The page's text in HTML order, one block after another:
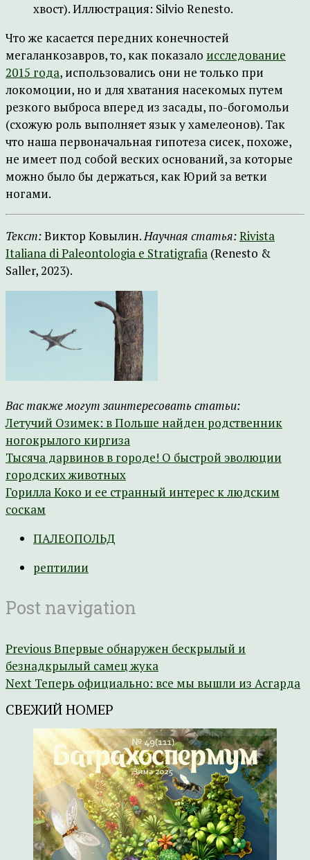
хвост). Иллюстрация: Silvio Renesto.
Что же касается передних конечностей
мегаланкозавров, то, как показало исследование
2015 года, использовались они не только при
локомоции, но и для хватания насекомых путем
резкого выброса вперед из засады, по-богомольи
(схожую роль выполняет язык у хамелеонов). Так
что наша первоначальная гипотеза сисек, похоже,
не имеет под собой веских оснований, за которые
можно было бы держаться, как Юрий за ветки
ногами.
Текст:Виктор Ковылин.Научная статья:Rivista
Italiana di Paleontologia e Stratigrafia (Renesto &
Saller, 2023).
Вас также могут заинтересовать статьи:
Летучий Озимек: в Польше найден родственник
ногокрылого киргиза
Тысяча дарвинов в городе! О быстрой эволюции
городских животных
Горилла Коко и ее странный интерес к людским
соскам
ПАЛЕОПОЛЬД
рептилии
Post navigation
PreviousВпервые обнаружен бескрылый и
безнадкрылый самец жука
Next Теперь официально: все мы вышли из Асгарда
СВЕЖИЙ НОМЕР